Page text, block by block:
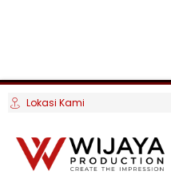
Lokasi Kami